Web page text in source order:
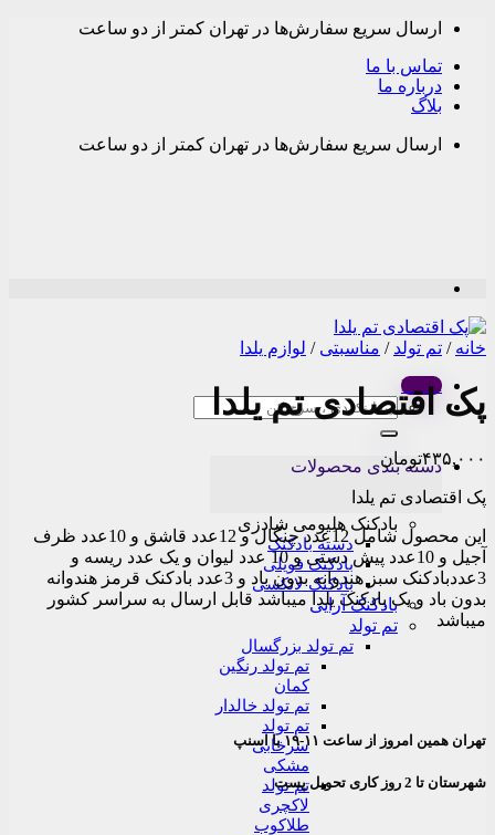
Skip
content
ارسال سریع سفارش‌ها در تهران کمتر از دو ساعت
تماس با ما
درباره ما
بلاگ
ارسال سریع سفارش‌ها در تهران کمتر از دو ساعت
Menu
جستجو
برای:
دسته بندی محصولات
بادکنک هلیومی شادزی
دسته بادکنک
بادکنک فویلی
بادکنک لاتکسی
بادکنک آرایی
تم تولد
تم تولد بزرگسال
تم تولد رنگین
کمان
تم تولد خالدار
تم تولد
سرخابی
مشکی
تم تولد
لاکچری
طلاکوب
خانه / تم تولد / مناسبتی / لوازم یلدا
پک اقتصادی تم یلدا
۴۳۵,۰۰۰تومان
پک اقتصادی تم یلدا
این محصول شامل 12عدد چنگال و 12عدد قاشق و 10عدد ظرف
آجیل و 10عدد پیش دستی و 10 عدد لیوان و یک عدد ریسه و
3عددبادکنک سبز هندوانه بدون باد و 3عدد بادکنک قرمز هندوانه
بدون باد و یک بادکنک یلدا میباشد قابل ارسال به سراسر کشور
میباشد
تهران همین امروز از ساعت ۱۱-۱۹ با اسنپ
شهرستان تا 2 روز کاری تحویل پست